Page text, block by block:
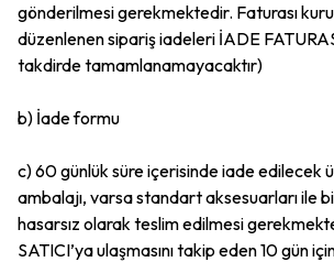
gönderilmesi gerekmektedir. Faturası
düzenlenen sipariş iadeleri İADE
takdirde tamamlanamayacaktır)
b) İade formu
c) 60 günlük süre içerisinde iade edilecek
ambalajı, varsa standart aksesuarları ile
hasarsız olarak teslim edilmesi
SATICI’ya ulaşmasını takip eden 10 gün